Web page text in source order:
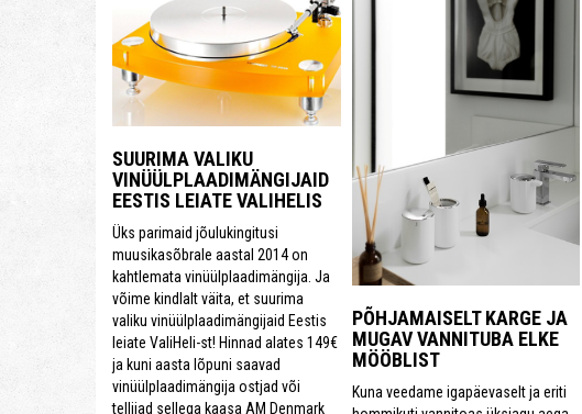
SUURIMA VALIKU
VINÜÜLPLAADIMÄNGIJAID
EESTIS LEIATE VALIHELIS
Üks parimaid jõulukingitusi
muusikasõbrale aastal 2014 on
kahtlemata vinüülplaadimängija. Ja
võime kindlalt väita, et suurima
valiku vinüülplaadimängijaid Eestis
leiate ValiHeli-st! Hinnad alates 149€
ja kuni aasta lõpuni saavad
vinüülplaadimängija ostjad või
tellijad sellega kaasa AM Denmark
PÕHJAMAISELT KARGE JA
MUGAV VANNITUBA ELKE
MÖÖBLIST
Kuna veedame igapäevaselt ja eriti